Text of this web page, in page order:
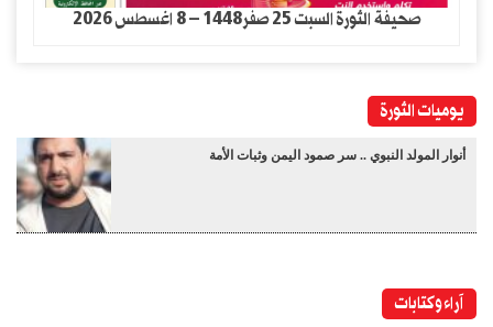
صحيفة الثورة السبت 25 صفر1448 – 8 اغسطس 2026
يوميات الثورة
أنوار المولد النبوي .. سر صمود اليمن وثبات الأمة
آراء وكتابات